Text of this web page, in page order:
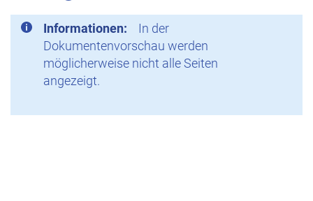
Informationen:
In der
Dokumentenvorschau werden
möglicherweise nicht alle Seiten
angezeigt.